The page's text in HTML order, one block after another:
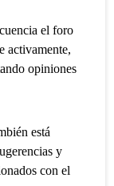
el foro
activamente,
opiniones
está
y
con el